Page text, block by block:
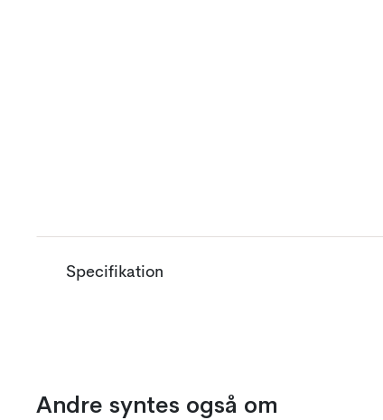
Specifikation
Andre syntes også om